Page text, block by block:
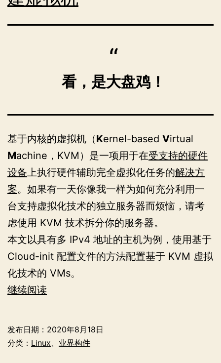
看，是大盘鸡！
基于内核的虚拟机（Kernel-based Virtual
Machine，KVM）是一项用于在受支持的硬件
设备 上执行硬件辅助完全虚拟化任务的解决方
案。如果有一天你像我一样为如何充分利用一
台支持虚拟化技术的独立服务器而烦恼，请考
虑使用 KVM 技术拆分你的服务器。
本文以具有多 IPv4 地址的主机为例，使用基于
Cloud-init 配置文件的方法配置基于 KVM 虚拟
化技术的 VMs。
继续阅读
20.04
发布日期： 2020年8月18日
分类： Linux 业界构件